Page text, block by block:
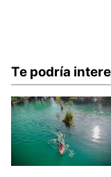
Te podría